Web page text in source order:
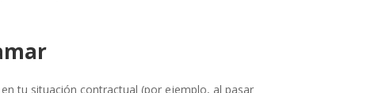
tu situación contractual (por ejemplo, al pasar